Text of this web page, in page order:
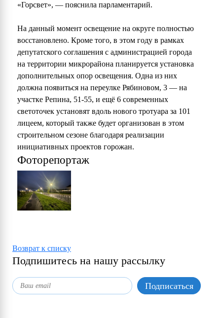
«Горсвет», — пояснила парламентарий.
На данный момент освещение на округе полностью
восстановлено. Кроме того, в этом году в рамках
депутатского соглашения с администрацией города
на территории микрорайона планируется установка
дополнительных опор освещения. Одна из них
должна появиться на переулке Рябиновом, 3 — на
участке Репина, 51-55, и ещё 6 современных
светоточек установят вдоль нового тротуара за 101
лицеем, который также будет организован в этом
строительном сезоне благодаря реализации
инициативных проектов горожан.
Фоторепортаж
Возврат к списку
Подпишитесь на нашу рассылку